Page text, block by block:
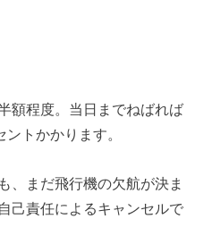
額程度。当日までねばれば
トかかります。
、まだ飛行機の欠航が決ま
己責任によるキャンセルで